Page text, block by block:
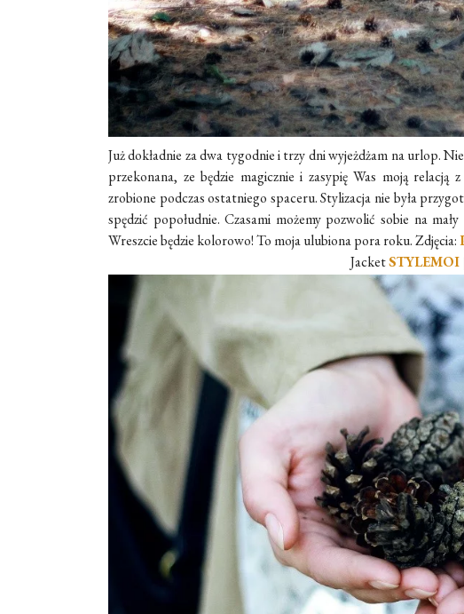
Już dokładnie za dwa tygodnie i trzy dni wyjeżdżam na urlop.
przekonana, ze będzie magicznie i zasypię Was moją relacją
zrobione podczas ostatniego spaceru. Stylizacja nie była
spędzić popołudnie. Czasami możemy pozwolić sobie na
Wreszcie będzie kolorowo! To moja ulubiona pora roku. Zdjęcia:
JacketSTYLEMOI